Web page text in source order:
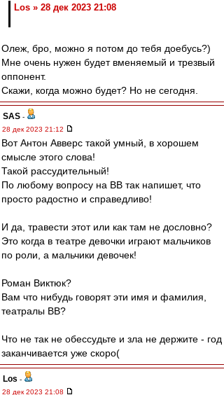
Los » 28 дек 2023 21:08
Олеж, бро, можно я потом до тебя доебусь?)
Мне очень нужен будет вменяемый и трезвый
оппонент.
Скажи, когда можно будет? Но не сегодня.
SAS -
28 дек 2023 21:12
Вот Антон Авверс такой умный, в хорошем
смысле этого слова!
Такой рассудительный!
По любому вопросу на ВВ так напишет, что
просто радостно и справедливо!
И да, травести этот или как там не дословно?
Это когда в театре девочки играют мальчиков
по роли, а мальчики девочек!
Роман Виктюк?
Вам что нибудь говорят эти имя и фамилия,
театралы ВВ?
Что не так не обессудьте и зла не держите - год
заканчивается уже скоро(
Los -
28 дек 2023 21:08